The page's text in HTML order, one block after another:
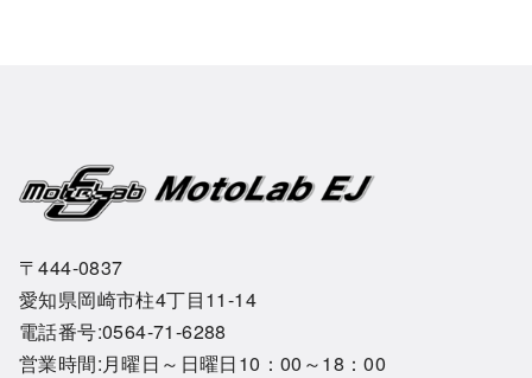
〒444-0837
愛知県岡崎市柱4丁目11-14
電話番号:0564-71-6288
営業時間:月曜日～日曜日10：00～18：00